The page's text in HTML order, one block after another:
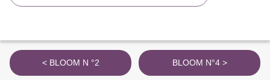
< BLOOM N °2 BLOOM N°4 >